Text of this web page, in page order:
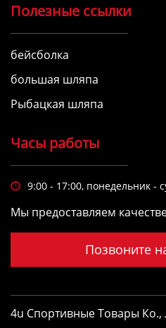
Полезные ссылки
бейсболка
большая шляпа
Рыбацкая шляпа
Часы работы
 9:00 - 17:00, понедельник -
Мы предоставляем
Позвоните
4u Спортивные Товары Ко.,